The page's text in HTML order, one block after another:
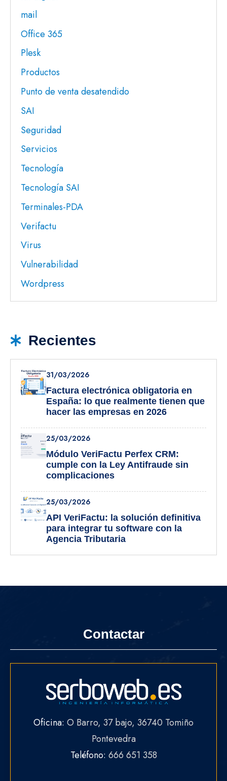
mail
Office 365
Plesk
Productos
Punto de venta desatendido
SAI
Seguridad
Servicios
Tecnología
Tecnología SAI
Terminales-PDA
Verifactu
Virus
Vulnerabilidad
Wordpress
Recientes
31/03/2026
Factura electrónica obligatoria en
España: lo que realmente tienen que
hacer las empresas en 2026
25/03/2026
Módulo VeriFactu Perfex CRM:
cumple con la Ley Antifraude sin
complicaciones
25/03/2026
API VeriFactu: la solución definitiva
para integrar tu software con la
Agencia Tributaria
Contactar
Oficina: O Barro, 37 bajo, 36740 Tomiño
Pontevedra
Teléfono: 666 651 358